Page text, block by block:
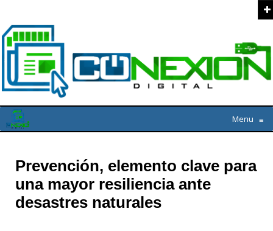
Menu ≡
Prevención, elemento clave para
una mayor resiliencia ante
desastres naturales